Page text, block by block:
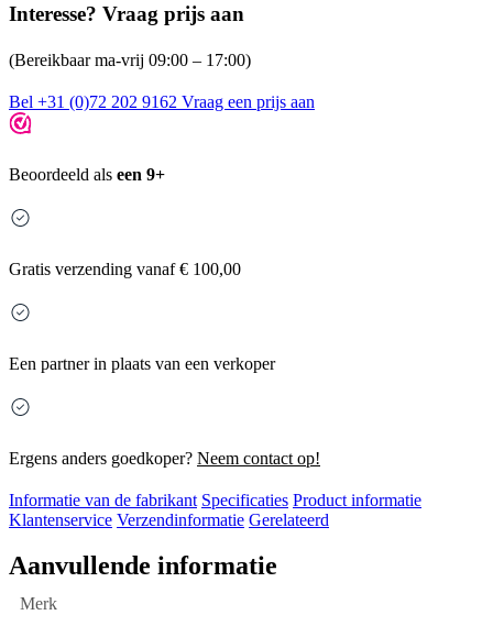
Interesse? Vraag prijs aan
(Bereikbaar ma-vrij 09:00 – 17:00)
Bel +31 (0)72 202 9162 Vraag een prijs aan
Beoordeeld als een 9+
Gratis verzending vanaf € 100,00
Een partner in plaats van een verkoper
Ergens anders goedkoper? Neem contact op!
Informatie van de fabrikant Specificaties Product informatie
Klantenservice Verzendinformatie Gerelateerd
Aanvullende informatie
Merk